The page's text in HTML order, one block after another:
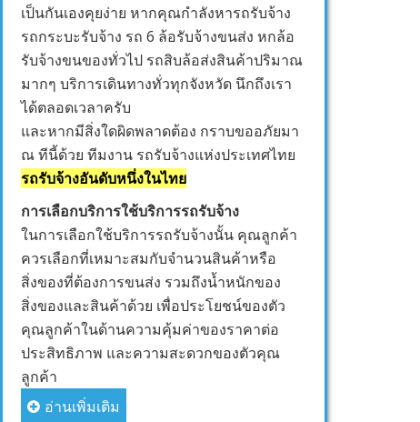
เป็นกันเองคุยง่าย หากคุณกำลังหารถรับจ้าง
รถกระบะรับจ้าง รถ 6 ล้อรับจ้างขนส่ง หกล้อ
รับจ้างขนของทั่วไป รถสิบล้อส่งสินค้าปริมาณ
มากๆ บริการเดินทางทั่วทุกจังหวัด นึกถึงเรา
ได้ตลอดเวลาครับ
และหากมีสิ่งใดผิดพลาดต้อง กราบขออภัยมา
ณ ทีนี้ด้วย ทีมงาน รถรับจ้างแห่งประเทศไทย
รถรับจ้างอันดับหนึ่งในไทย
การเลือกบริการใช้บริการรถรับจ้าง
ในการเลือกใช้บริการรถรับจ้างนั้น คุณลูกค้า
ควรเลือกที่เหมาะสมกับจำนวนสินค้าหรือ
สิ่งของที่ต้องการขนส่ง รวมถึงน้ำหนักของ
สิ่งของและสินค้าด้วย เพื่อประโยชน์ของตัว
คุณลูกค้าในด้านความคุ้มค่าของราคาต่อ
ประสิทธิภาพ และความสะดวกของตัวคุณ
ลูกค้า
อ่านเพิ่มเติม